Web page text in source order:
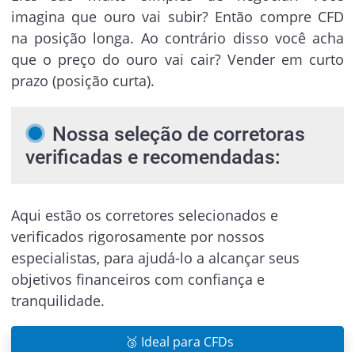
imagina que ouro vai subir? Então compre CFD
na posição longa. Ao contrário disso você acha
que o preço do ouro vai cair? Vender em curto
prazo (posição curta).
Nossa seleção de corretoras
verificadas e recomendadas:
Aqui estão os corretores selecionados e
verificados rigorosamente por nossos
especialistas, para ajudá-lo a alcançar seus
objetivos financeiros com confiança e
tranquilidade.
🥉 Ideal para CFDs